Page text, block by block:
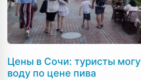
Цены в Сочи: туристы
воду по цене пива